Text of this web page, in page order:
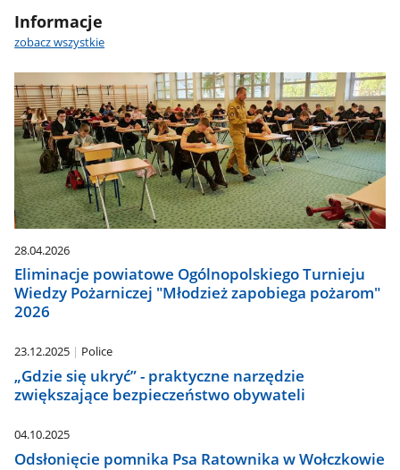
Informacje
zobacz wszystkie
28.04.2026
Eliminacje powiatowe Ogólnopolskiego Turnieju
Wiedzy Pożarniczej "Młodzież zapobiega pożarom"
2026
23.12.2025 Police
„Gdzie się ukryć” - praktyczne narzędzie
zwiększające bezpieczeństwo obywateli
04.10.2025
Odsłonięcie pomnika Psa Ratownika w Wołczkowie